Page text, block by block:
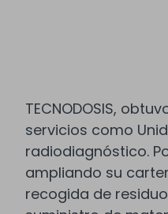
TECNODOSIS,
servicios como
radiodiagnóstico.
ampliando su
recogida de